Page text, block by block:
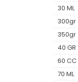
30 ML
300gr
350gr
40 GR
60 CC
70 ML